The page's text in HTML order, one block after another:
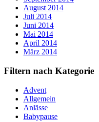
August 2014
Juli 2014
Juni 2014
Mai 2014
April 2014
März 2014
Filtern nach Kategorie
Advent
Allgemein
Anlässe
Babypause